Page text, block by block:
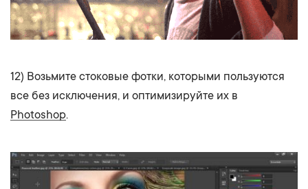
12) Возьмите стоковые фотки, которыми пользуются
все без исключения, и оптимизируйте их в
Photoshop.